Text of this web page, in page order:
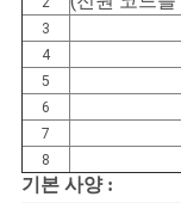
3
4
5
6
7
8
기본 사양 :